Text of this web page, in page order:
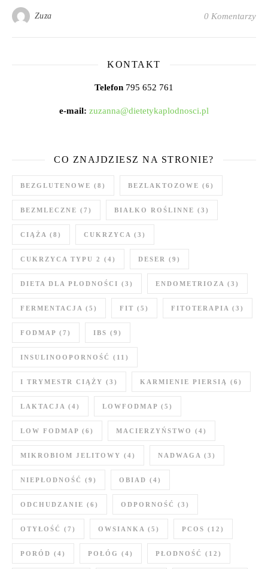
Zuza 0 Komentarzy
KONTAKT
Telefon 795 652 761
e-mail: zuzanna@dietetykaplodnosci.pl
CO ZNAJDZIESZ NA STRONIE?
BEZGLUTENOWE (8) BEZLAKTOZOWE (6)
BEZMLECZNE (7) BIAŁKO ROŚLINNE (3)
CIĄŻA (8) CUKRZYCA (3)
CUKRZYCA TYPU 2 (4) DESER (9)
DIETA DLA PŁODNOŚCI (3) ENDOMETRIOZA (3)
FERMENTACJA (5) FIT (5) FITOTERAPIA (3)
FODMAP (7) IBS (9)
INSULINOOPORNOŚĆ (11)
I TRYMESTR CIĄŻY (3) KARMIENIE PIERSIĄ (6)
LAKTACJA (4) LOWFODMAP (5)
LOW FODMAP (6) MACIERZYŃSTWO (4)
MIKROBIOM JELITOWY (4) NADWAGA (3)
NIEPŁODNOŚĆ (9) OBIAD (4)
ODCHUDZANIE (6) ODPORNOŚĆ (3)
OTYŁOŚĆ (7) OWSIANKA (5) PCOS (12)
PORÓD (4) POŁÓG (4) PŁODNOŚĆ (12)